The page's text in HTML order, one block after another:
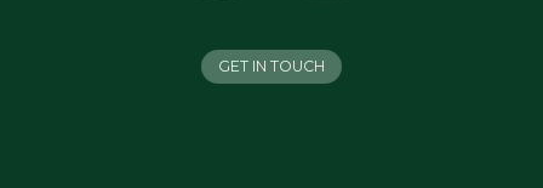
GET IN TOUCH